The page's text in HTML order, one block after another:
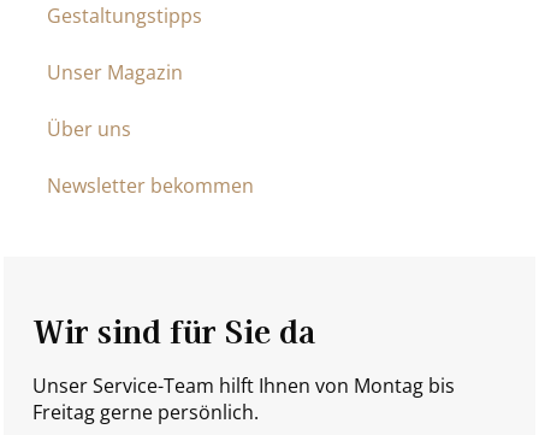
Gestaltungstipps
Unser Magazin
Über uns
Newsletter bekommen
Wir sind für Sie da
Unser Service-Team hilft Ihnen von Montag bis
Freitag gerne persönlich.